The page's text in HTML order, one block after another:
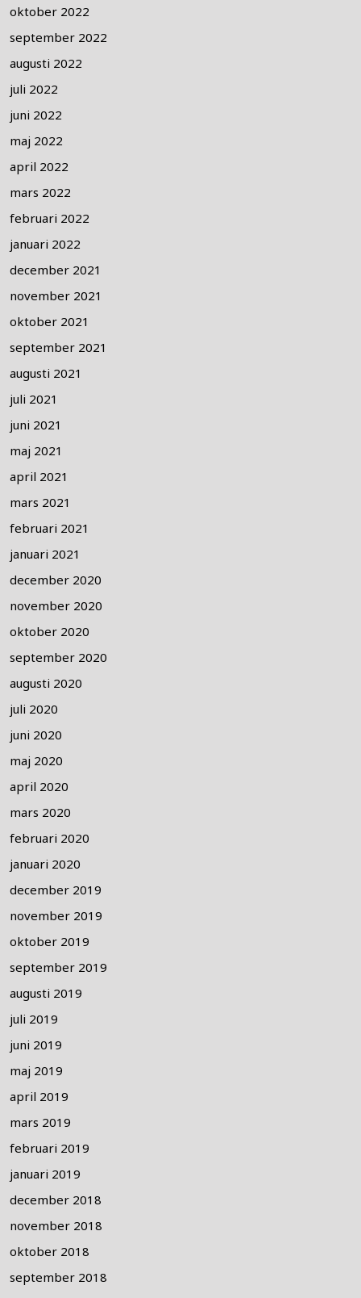
oktober 2022
september 2022
augusti 2022
juli 2022
juni 2022
maj 2022
april 2022
mars 2022
februari 2022
januari 2022
december 2021
november 2021
oktober 2021
september 2021
augusti 2021
juli 2021
juni 2021
maj 2021
april 2021
mars 2021
februari 2021
januari 2021
december 2020
november 2020
oktober 2020
september 2020
augusti 2020
juli 2020
juni 2020
maj 2020
april 2020
mars 2020
februari 2020
januari 2020
december 2019
november 2019
oktober 2019
september 2019
augusti 2019
juli 2019
juni 2019
maj 2019
april 2019
mars 2019
februari 2019
januari 2019
december 2018
november 2018
oktober 2018
september 2018